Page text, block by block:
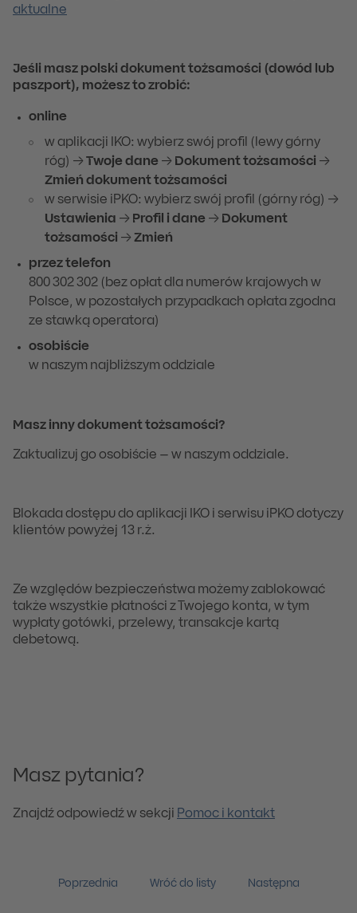
aktualne
Jeśli masz polski dokument tożsamości (dowód lub
paszport), możesz to zrobić:
online
w aplikacji IKO: wybierz swój profil (lewy górny
róg) →
Twoje dane → Dokument tożsamości →
Zmień dokument tożsamości
w serwisie iPKO: wybierz swój profil (górny róg) →
Ustawienia → Profil i dane → Dokument
tożsamości → Zmień
przez telefon
800 302 302 (bez opłat dla numerów krajowych w
Polsce, w pozostałych przypadkach opłata zgodna
ze stawką operatora)
osobiście
w naszym najbliższym oddziale
Masz inny dokument tożsamości?
Zaktualizuj go osobiście – w naszym oddziale.
Blokada dostępu do aplikacji IKO i serwisu iPKO dotyczy
klientów powyżej 13 r.ż.
Ze względów bezpieczeństwa możemy zablokować
także wszystkie płatności z Twojego konta, w tym
wypłaty gotówki, przelewy, transakcje kartą
debetową.
Masz pytania?
Znajdź odpowiedź w sekcji Pomoc i kontakt
Poprzednia Wróć do listy Następna